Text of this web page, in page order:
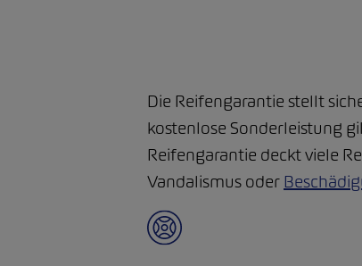
Die Reifengarantie stellt
kostenlose Sonderleistung
Reifengarantie deckt viele
Vandalismus oder